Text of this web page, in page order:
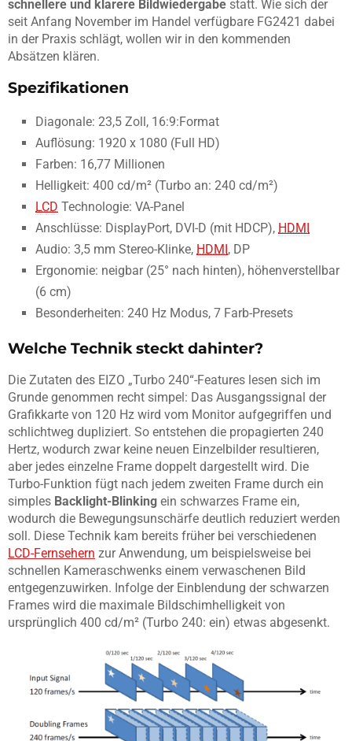
schnellere und klarere Bildwiedergabe statt. Wie sich der
seit Anfang November im Handel verfügbare FG2421 dabei
in der Praxis schlägt, wollen wir in den kommenden
Absätzen klären.
Spezifikationen
Diagonale: 23,5 Zoll, 16:9:Format
Auflösung: 1920 x 1080 (Full HD)
Farben: 16,77 Millionen
Helligkeit: 400 cd/m² (Turbo an: 240 cd/m²)
LCD Technologie: VA-Panel
Anschlüsse: DisplayPort, DVI-D (mit HDCP), HDMI
Audio: 3,5 mm Stereo-Klinke, HDMI , DP
Ergonomie: neigbar (25° nach hinten), höhenverstellbar
(6 cm)
Besonderheiten: 240 Hz Modus, 7 Farb-Presets
Welche Technik steckt dahinter?
Die Zutaten des EIZO „Turbo 240“-Features lesen sich im
Grunde genommen recht simpel: Das Ausgangssignal der
Grafikkarte von 120 Hz wird vom Monitor aufgegriffen und
schlichtweg dupliziert. So entstehen die propagierten 240
Hertz, wodurch zwar keine neuen Einzelbilder resultieren,
aber jedes einzelne Frame doppelt dargestellt wird. Die
Turbo-Funktion fügt nach jedem zweiten Frame durch ein
simples Backlight-Blinking ein schwarzes Frame ein,
wodurch die Bewegungsunschärfe deutlich reduziert werden
soll. Diese Technik kam bereits früher bei verschiedenen
LCD-Fernsehern zur Anwendung, um beispielsweise bei
schnellen Kameraschwenks einem verwaschenen Bild
entgegenzuwirken. Infolge der Einblendung der schwarzen
Frames wird die maximale Bildschimhelligkeit von
ursprünglich 400 cd/m² (Turbo 240: ein) etwas abgesenkt.